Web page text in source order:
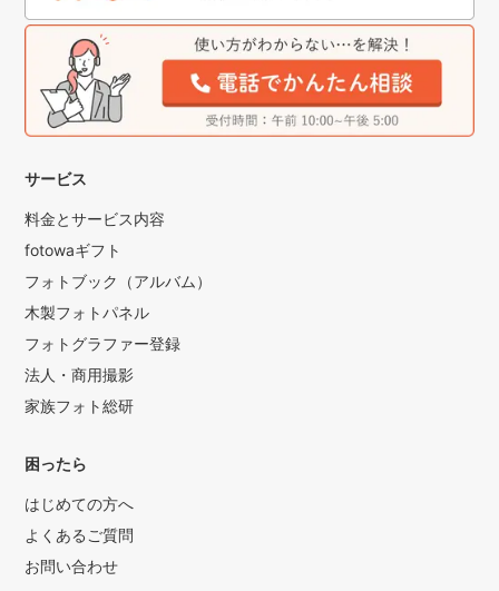
サービス
料金とサービス内容
fotowaギフト
フォトブック（アルバム）
木製フォトパネル
フォトグラファー登録
法人・商用撮影
家族フォト総研
困ったら
はじめての方へ
よくあるご質問
お問い合わせ